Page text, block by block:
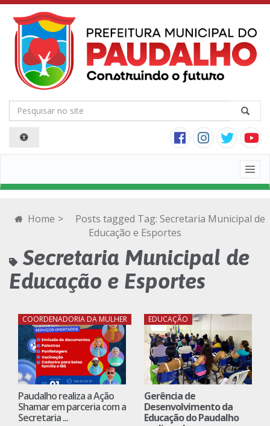
Home > Posts tagged Tag: Secretaria Municipal de
Educação e Esportes
Secretaria Municipal de
Educação e Esportes
COORDENADORIA DA MULHER
Paudalho realiza a Ação
Shamar em parceria com a
Secretaria ...
EDUCAÇÃO
Gerência de
Desenvolvimento da
Educação do Paudalho